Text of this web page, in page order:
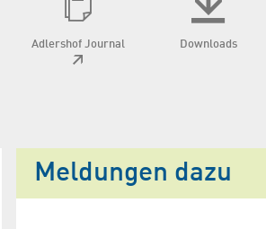
Adlershof Journal Downloads
Meldungen dazu